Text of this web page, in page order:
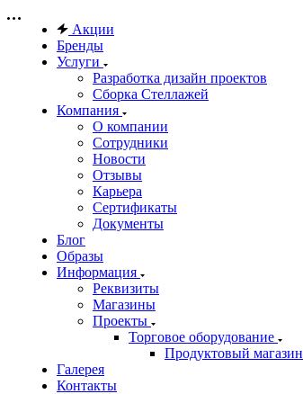
Акции
Бренды
Услуги
Разработка дизайн проектов
Сборка Стеллажей
Компания
О компании
Сотрудники
Новости
Отзывы
Карьера
Сертификаты
Документы
Блог
Образы
Информация
Реквизиты
Магазины
Проекты
Торговое оборудование
Продуктовый магазин
Галерея
Контакты